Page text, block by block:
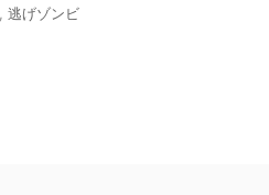
逃げゾンビ